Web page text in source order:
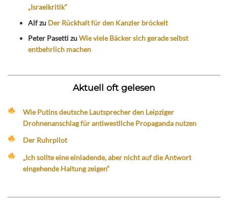
„Israelkritik“
Alfzu Der Rückhalt für den Kanzler bröckelt
Peter PasettizuWie viele Bäcker sich gerade selbst
entbehrlich machen
Aktuell oft gelesen
Wie Putins deutsche Lautsprecher den Leipziger
Drohnenanschlag für antiwestliche Propaganda nutzen
Der Ruhrpilot
„Ich sollte eine einladende, aber nicht auf die Antwort
eingehende Haltung zeigen“